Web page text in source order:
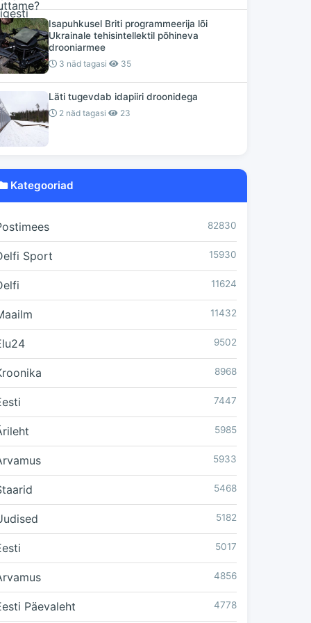
Isapuhkusel Briti programmeerija lõi
Ukrainale tehisintellektil põhineva
drooniarmee
3 näd tagasi 35
Läti tugevdab idapiiri droonidega
2 näd tagasi 23
Kategooriad
82830
Sport 15930
11624
11432
9502
8968
7447
5985
5933
5468
5182
5017
4856
Päevaleht 4778